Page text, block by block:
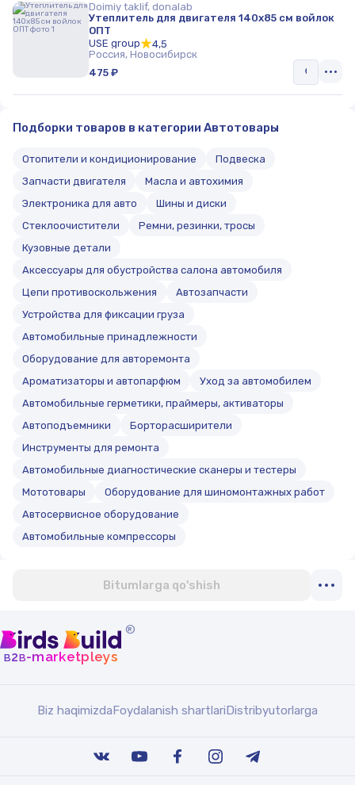
Doimiy taklif, donalab
Утеплитель для двигателя 140х85 см войлок
ОПТ
USE group
4,5
Россия, Новосибирск
475 ₽
Подборки товаров в категории Автотовары
Отопители и кондиционирование
Подвеска
Запчасти двигателя
Масла и автохимия
Электроника для авто
Шины и диски
Стеклоочистители
Ремни, резинки, тросы
Кузовные детали
Аксессуары для обустройства салона автомобиля
Цепи противоскольжения
Автозапчасти
Устройства для фиксации груза
Автомобильные принадлежности
Оборудование для авторемонта
Ароматизаторы и автопарфюм
Уход за автомобилем
Автомобильные герметики, праймеры, активаторы
Автоподъемники
Борторасширители
Инструменты для ремонта
Автомобильные диагностические сканеры и тестеры
Мототовары
Оборудование для шиномонтажных работ
Автосервисное оборудование
Автомобильные компрессоры
Bitumlarga qo'shish
®
b2b-marketpleys
Biz haqimizdaFoydalanish shartlariDistribyutorlarga